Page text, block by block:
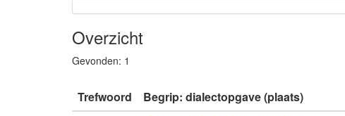
Overzicht
Gevonden: 1
Trefwoord Begrip: dialectopgave (plaats)